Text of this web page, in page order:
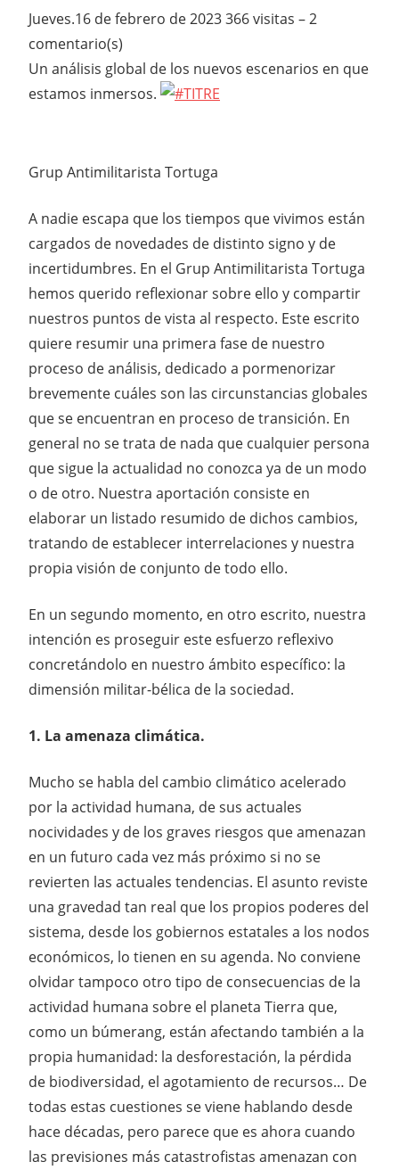
Jueves.16 de febrero de 2023 366 visitas – 2
comentario(s)
Un análisis global de los nuevos escenarios en que
estamos inmersos.
Grup Antimilitarista Tortuga
A nadie escapa que los tiempos que vivimos están
cargados de novedades de distinto signo y de
incertidumbres. En el Grup Antimilitarista Tortuga
hemos querido reflexionar sobre ello y compartir
nuestros puntos de vista al respecto. Este escrito
quiere resumir una primera fase de nuestro
proceso de análisis, dedicado a pormenorizar
brevemente cuáles son las circunstancias globales
que se encuentran en proceso de transición. En
general no se trata de nada que cualquier persona
que sigue la actualidad no conozca ya de un modo
o de otro. Nuestra aportación consiste en
elaborar un listado resumido de dichos cambios,
tratando de establecer interrelaciones y nuestra
propia visión de conjunto de todo ello.
En un segundo momento, en otro escrito, nuestra
intención es proseguir este esfuerzo reflexivo
concretándolo en nuestro ámbito específico: la
dimensión militar-bélica de la sociedad.
1. La amenaza climática.
Mucho se habla del cambio climático acelerado
por la actividad humana, de sus actuales
nocividades y de los graves riesgos que amenazan
en un futuro cada vez más próximo si no se
revierten las actuales tendencias. El asunto reviste
una gravedad tan real que los propios poderes del
sistema, desde los gobiernos estatales a los nodos
económicos, lo tienen en su agenda. No conviene
olvidar tampoco otro tipo de consecuencias de la
actividad humana sobre el planeta Tierra que,
como un búmerang, están afectando también a la
propia humanidad: la desforestación, la pérdida
de biodiversidad, el agotamiento de recursos… De
todas estas cuestiones se viene hablando desde
hace décadas, pero parece que es ahora cuando
las previsiones más catastrofistas amenazan con